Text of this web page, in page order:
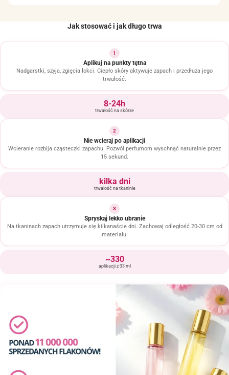
Jak stosować i jak długo trwa
1
Aplikuj na punkty tętna
Nadgarstki, szyja, zgięcia łokci. Ciepło skóry aktywuje zapach i przedłuża jego
trwałość.
8-24h
trwałość na skórze
2
Nie wcieraj po aplikacji
Wcieranie rozbija cząsteczki zapachu. Pozwól perfumom wyschnąć naturalnie przez
15 sekund.
kilka dni
trwałość na tkaninie
3
Spryskaj lekko ubranie
Na tkaninach zapach utrzymuje się kilkanaście dni. Zachowaj odległość 20-30 cm od
materiału.
~330
aplikacji z 33 ml